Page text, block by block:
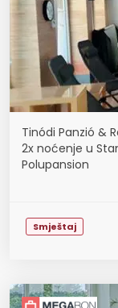
Tinódi Panzió &
2x noćenje u
Polupansion
Smještaj